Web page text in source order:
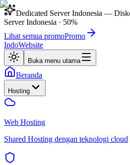
Dedicated Server Indonesia —
Server Indonesia · 50%
Lihat semua promoPromo
IndoWebsite
Buka menu utama
Beranda
Hosting
Web Hosting
Shared Hosting dengan teknologi cloud